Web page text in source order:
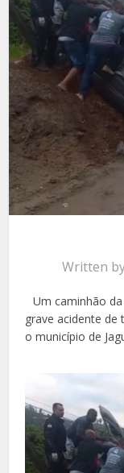
Written
Um caminhão
grave acidente de
o município de